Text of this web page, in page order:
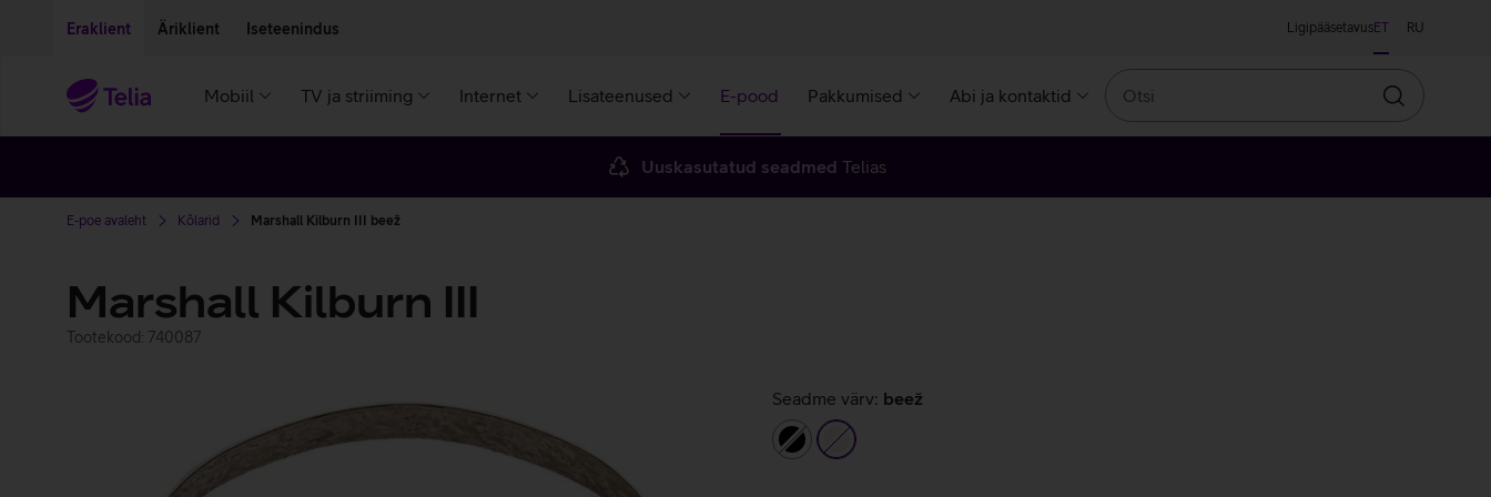
Eraklient Äriklient Iseteenindus LigipääsetavusET RU
Mobiil TV ja striiming Internet Lisateenused E-pood Pakkumised Abi ja kontaktid
Otsin
Uuskasutatud seadmed Telias
E-poe avaleht Kõlarid Marshall Kilburn III beež
Marshall Kilburn III
Tootekood: 740087
Seadme värv: beež
must
beež